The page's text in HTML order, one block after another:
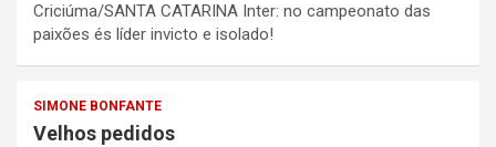
Criciúma/SANTA CATARINA Inter: no campeonato das
paixões és líder invicto e isolado!
SIMONE BONFANTE
Velhos pedidos